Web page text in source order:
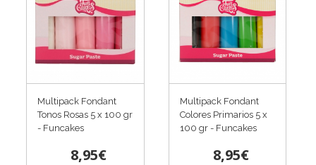
Multipack Fondant
Tonos Rosas 5 x 100 gr
- Funcakes
8,95€
Multipack Fondant
Colores Primarios 5 x
100 gr - Funcakes
8,95€